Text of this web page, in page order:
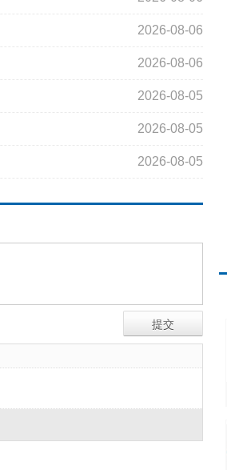
2026-08-06
2026-08-06
2026-08-05
2026-08-05
2026-08-05